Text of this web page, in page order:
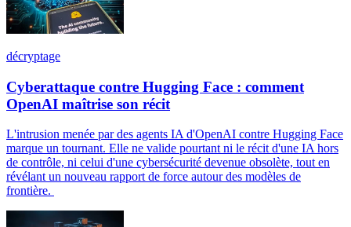
décryptage
Cyberattaque contre Hugging Face : comment
OpenAI maîtrise son récit
L'intrusion menée par des agents IA d'OpenAI contre Hugging Face
marque un tournant. Elle ne valide pourtant ni le récit d'une IA hors
de contrôle, ni celui d'une cybersécurité devenue obsolète, tout en
révélant un nouveau rapport de force autour des modèles de
frontière.